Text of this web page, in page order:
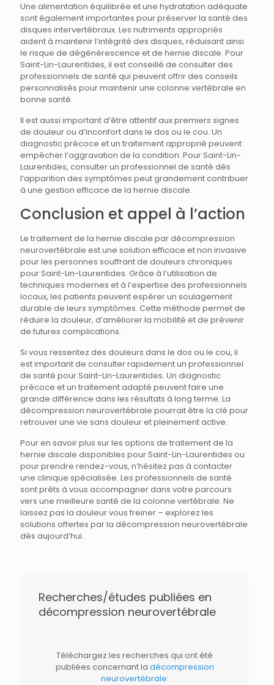
Une alimentation équilibrée et une hydratation adéquate
sont également importantes pour préserver la santé des
disques intervertébraux. Les nutriments appropriés
aident à maintenir l’intégrité des disques, réduisant ainsi
le risque de dégénérescence et de hernie discale. Pour
Saint-Lin-Laurentides, il est conseillé de consulter des
professionnels de santé qui peuvent offrir des conseils
personnalisés pour maintenir une colonne vertébrale en
bonne santé.
Il est aussi important d’être attentif aux premiers signes
de douleur ou d’inconfort dans le dos ou le cou. Un
diagnostic précoce et un traitement approprié peuvent
empêcher l’aggravation de la condition. Pour Saint-Lin-
Laurentides, consulter un professionnel de santé dès
l’apparition des symptômes peut grandement contribuer
à une gestion efficace de la hernie discale.
Conclusion et appel à l’action
Le traitement de la hernie discale par décompression
neurovertébrale est une solution efficace et non invasive
pour les personnes souffrant de douleurs chroniques
pour Saint-Lin-Laurentides. Grâce à l’utilisation de
techniques modernes et à l’expertise des professionnels
locaux, les patients peuvent espérer un soulagement
durable de leurs symptômes. Cette méthode permet de
réduire la douleur, d’améliorer la mobilité et de prévenir
de futures complications.
Si vous ressentez des douleurs dans le dos ou le cou, il
est important de consulter rapidement un professionnel
de santé pour Saint-Lin-Laurentides. Un diagnostic
précoce et un traitement adapté peuvent faire une
grande différence dans les résultats à long terme. La
décompression neurovertébrale pourrait être la clé pour
retrouver une vie sans douleur et pleinement active.
Pour en savoir plus sur les options de traitement de la
hernie discale disponibles pour Saint-Lin-Laurentides ou
pour prendre rendez-vous, n’hésitez pas à contacter
une clinique spécialisée. Les professionnels de santé
sont prêts à vous accompagner dans votre parcours
vers une meilleure santé de la colonne vertébrale. Ne
laissez pas la douleur vous freiner – explorez les
solutions offertes par la décompression neurovertébrale
dès aujourd’hui.
Recherches/études publiées en
décompression neurovertébrale
Téléchargez les recherches qui ont été
publiées concernant la décompression
neurovertébrale: